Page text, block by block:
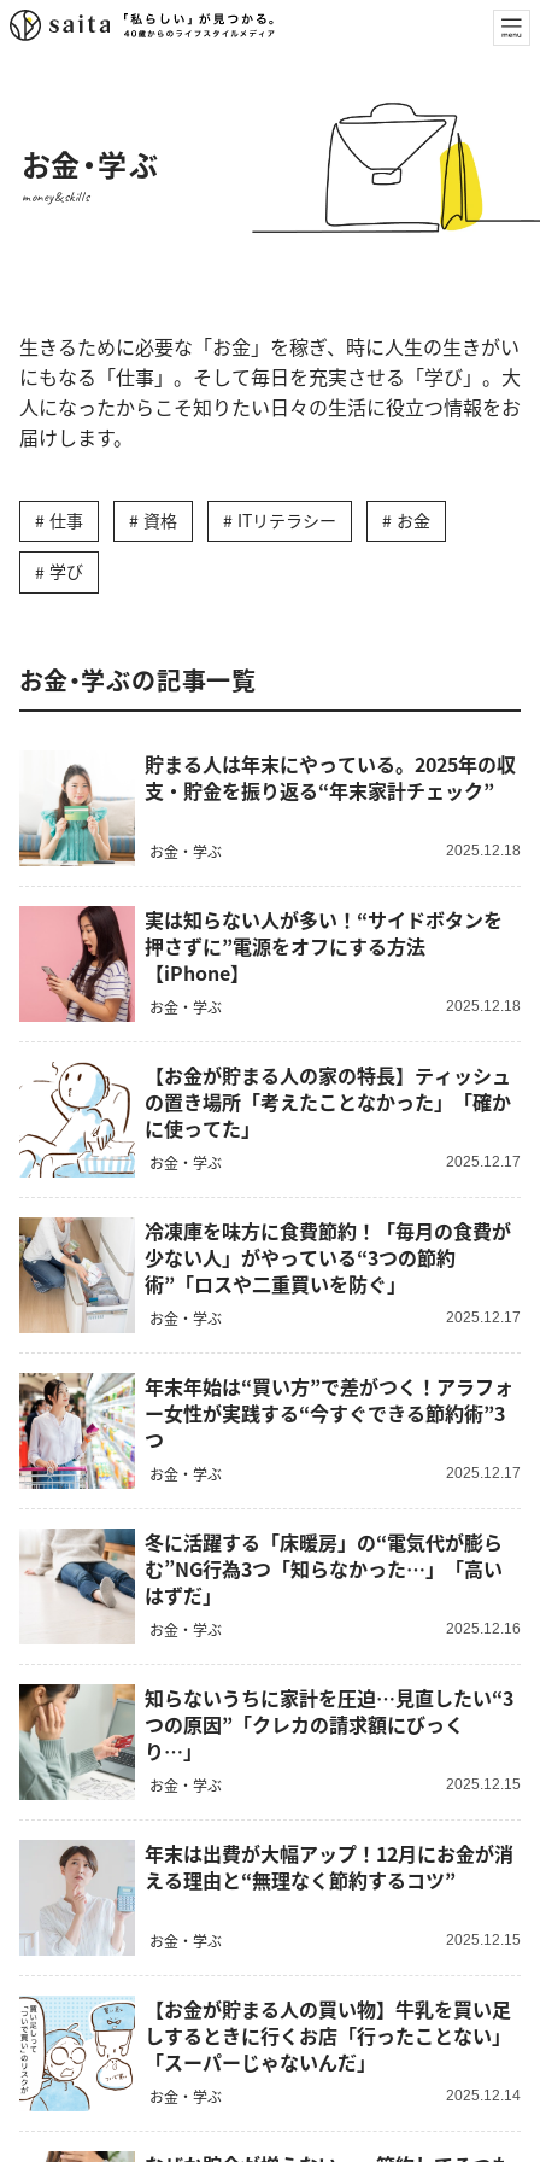
お金・学ぶ
money&skills
生きるために必要な「お金」を稼ぎ、時に人生の生きがい
にもなる「仕事」。そして毎日を充実させる「学び」。大
人になったからこそ知りたい日々の生活に役立つ情報をお
届けします。
仕事 資格 ITリテラシー お金
学び
お金・学ぶの記事一覧
貯まる人は年末にやっている。2025年の収
支・貯金を振り返る“年末家計チェック”
お金・学ぶ 2025.12.18
実は知らない人が多い！“サイドボタンを
押さずに”電源をオフにする方法
【iPhone】
お金・学ぶ 2025.12.18
【お金が貯まる人の家の特長】ティッシュ
の置き場所「考えたことなかった」「確か
に使ってた」
お金・学ぶ 2025.12.17
冷凍庫を味方に食費節約！「毎月の食費が
少ない人」がやっている“3つの節約
術”「ロスや二重買いを防ぐ」
お金・学ぶ 2025.12.17
年末年始は“買い方”で差がつく！アラフォ
ー女性が実践する“今すぐできる節約術”3
つ
お金・学ぶ 2025.12.17
冬に活躍する「床暖房」の“電気代が膨ら
む”NG行為3つ「知らなかった…」「高い
はずだ」
お金・学ぶ 2025.12.16
知らないうちに家計を圧迫…見直したい“3
つの原因”「クレカの請求額にびっく
り…」
お金・学ぶ 2025.12.15
年末は出費が大幅アップ！12月にお金が消
える理由と“無理なく節約するコツ”
お金・学ぶ 2025.12.15
【お金が貯まる人の買い物】牛乳を買い足
しするときに行くお店「行ったことない」
「スーパーじゃないんだ」
お金・学ぶ 2025.12.14